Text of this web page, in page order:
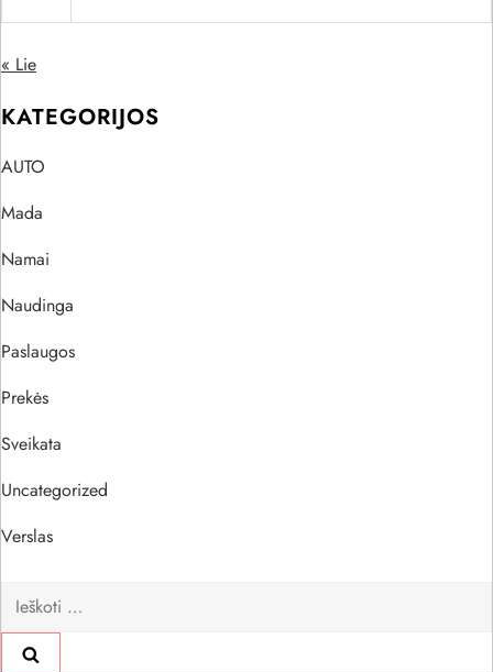
« Lie
KATEGORIJOS
AUTO
Mada
Namai
Naudinga
Paslaugos
Prekės
Sveikata
Uncategorized
Verslas
Ieškoti: